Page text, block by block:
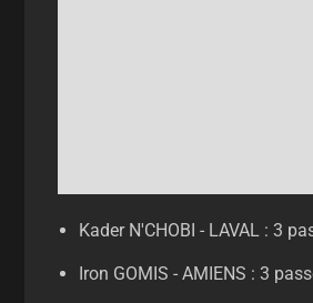
Kader N'CHOBI - LAVAL : 3
Iron GOMIS - AMIENS : 3